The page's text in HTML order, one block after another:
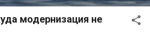
модернизация не